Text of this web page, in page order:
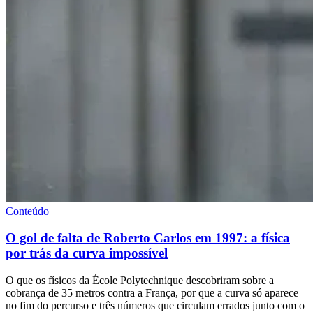
Conteúdo
O gol de falta de Roberto Carlos em 1997: a física
por trás da curva impossível
O que os físicos da École Polytechnique descobriram sobre a
cobrança de 35 metros contra a França, por que a curva só aparece
no fim do percurso e três números que circulam errados junto com o